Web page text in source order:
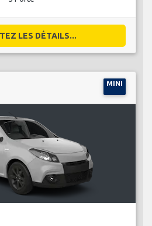
LES DÉTAILS...
MINI